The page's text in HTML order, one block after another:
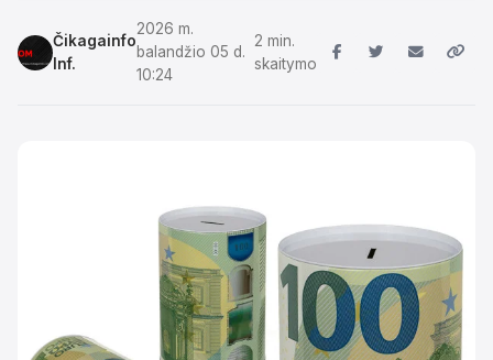
Čikagainfo
Inf.
2026 m.
balandžio 05 d.
10:24
2 min.
skaitymo